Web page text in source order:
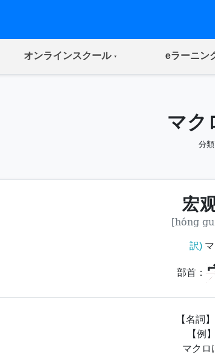
オンラインスクール(current) eラーニン
マク
分類
宏
[hóng
訳)マ
部首：
【名詞
【例
マクロ